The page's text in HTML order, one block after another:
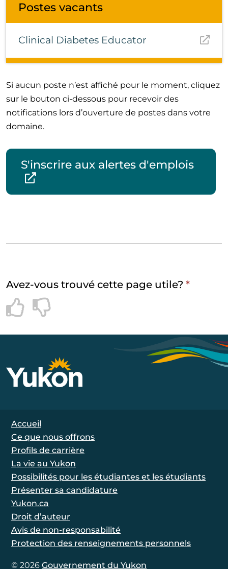
Postes vacants
Clinical Diabetes Educator
Si aucun poste n’est affiché pour le moment, cliquez
sur le bouton ci-dessous pour recevoir des
notifications lors d’ouverture de postes dans votre
domaine.
S'inscrire aux alertes d'emplois
Avez-vous trouvé cette page utile? *
Footer Navigation
Accueil
Ce que nous offrons
Profils de carrière
La vie au Yukon
Possibilités pour les étudiantes et les étudiants
Présenter sa candidature
Yukon.ca
Droit d’auteur
Avis de non-responsabilité
Protection des renseignements personnels
© 2026 Gouvernement du Yukon